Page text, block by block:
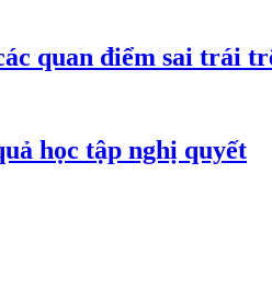
quan điểm sai trái
học tập nghị quyết